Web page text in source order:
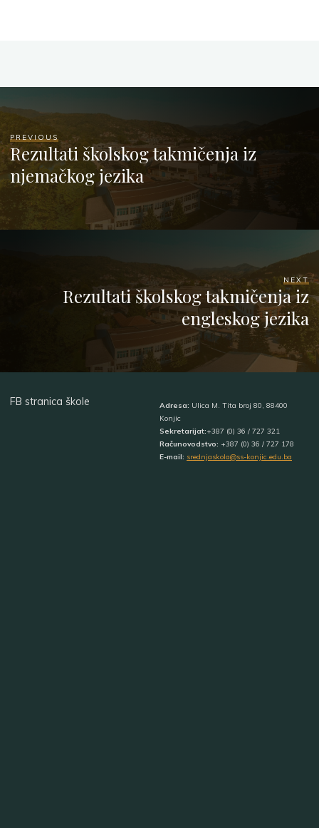
PREVIOUS
Rezultati školskog takmičenja iz
njemačkog jezika
NEXT
Rezultati školskog takmičenja iz
engleskog jezika
FB stranica škole Adresa: Ulica M. Tita broj 80, 88400
Konjic
Sekretarijat:+387 (0) 36 / 727 321
Računovodstvo: +387 (0) 36 / 727 178
E-mail: srednjaskola@ss-konjic.edu.ba